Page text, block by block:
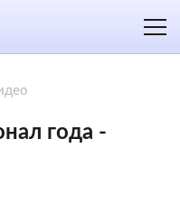
года -